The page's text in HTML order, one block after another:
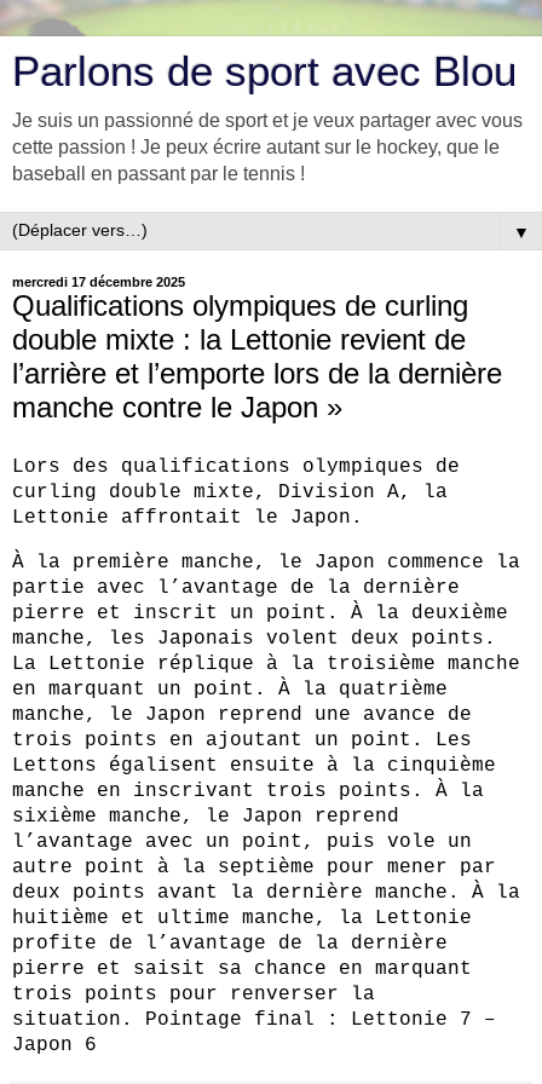
Parlons de sport avec Blou
Je suis un passionné de sport et je veux partager avec vous
cette passion ! Je peux écrire autant sur le hockey, que le
baseball en passant par le tennis !
▼
mercredi 17 décembre 2025
Qualifications olympiques de curling
double mixte : la Lettonie revient de
l’arrière et l’emporte lors de la dernière
manche contre le Japon »
Lors des qualifications olympiques de
curling double mixte, Division A, la
Lettonie affrontait le Japon.
À la première manche, le Japon commence la
partie avec l’avantage de la dernière
pierre et inscrit un point. À la deuxième
manche, les Japonais volent deux points.
La Lettonie réplique à la troisième manche
en marquant un point. À la quatrième
manche, le Japon reprend une avance de
trois points en ajoutant un point. Les
Lettons égalisent ensuite à la cinquième
manche en inscrivant trois points. À la
sixième manche, le Japon reprend
l’avantage avec un point, puis vole un
autre point à la septième pour mener par
deux points avant la dernière manche. À la
huitième et ultime manche, la Lettonie
profite de l’avantage de la dernière
pierre et saisit sa chance en marquant
trois points pour renverser la
situation. Pointage final : Lettonie 7 –
Japon 6